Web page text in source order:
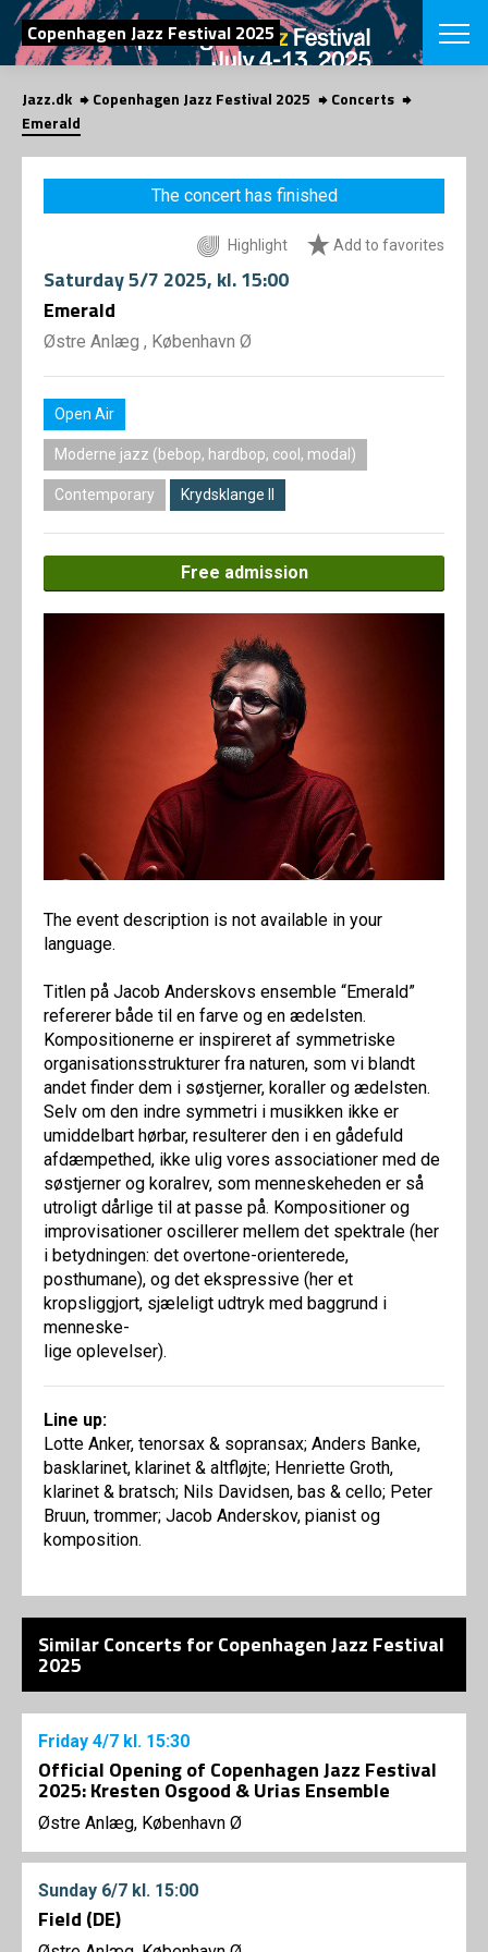
SEARCH
Copenhagen Jazz Festival 2025
Danish
CHOOSE
VINTERJAZZ
Themes
LOCATIONS
Jazz.dk Copenhagen Jazz Festival 2025
Concerts
Emerald
The concert has finished
Highlight Add to favorites
Saturday5/7 2025, kl. 15:00
Emerald
Østre Anlæg , København Ø
Open Air
Moderne jazz (bebop, hardbop, cool, modal)
Contemporary Krydsklange II
Free admission
The event description is not available in your
language.
Titlen på Jacob Anderskovs ensemble “Emerald”
refererer både til en farve og en ædelsten.
Kompositionerne er inspireret af symmetriske
organisationsstrukturer fra naturen, som vi blandt
andet finder dem i søstjerner, koraller og ædelsten.
Selv om den indre symmetri i musikken ikke er
umiddelbart hørbar, resulterer den i en gådefuld
afdæmpethed, ikke ulig vores associationer med de
søstjerner og koralrev, som menneskeheden er så
utroligt dårlige til at passe på. Kompositioner og
improvisationer oscillerer mellem det spektrale (her
i betydningen: det overtone-orienterede,
posthumane), og det ekspressive (her et
kropsliggjort, sjæleligt udtryk med baggrund i
menneske-
lige oplevelser).
Line up:
Lotte Anker, tenorsax & sopransax; Anders Banke,
basklarinet, klarinet & altfløjte; Henriette Groth,
klarinet & bratsch; Nils Davidsen, bas & cello; Peter
Bruun, trommer; Jacob Anderskov, pianist og
komposition.
Similar Concerts for Copenhagen Jazz Festival
2025
Friday 4/7 kl. 15:30
Official Opening of Copenhagen Jazz Festival
2025: Kresten Osgood & Urias Ensemble
Østre Anlæg, København Ø
Sunday 6/7 kl. 15:00
Field (DE)